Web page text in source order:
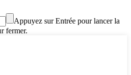
Appuyez sur Entrée pour lancer la
fermer.